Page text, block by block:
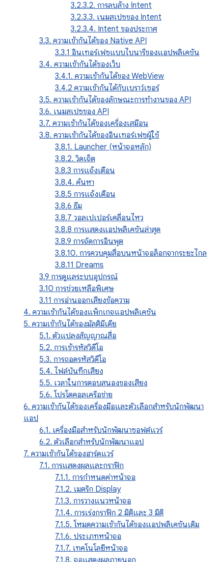
3.2.3.2. การลบล้าง Intent
3.2.3.3. เนมสเปซของ Intent
3.2.3.4. Intent ของประกาศ
3.3. ความเข้ากันได้ของ Native API
3.3.1 อินเทอร์เฟซแบบไบนารีของแอปพลิเคชัน
3.4. ความเข้ากันได้ของเว็บ
3.4.1. ความเข้ากันได้ของ WebView
3.4.2 ความเข้ากันได้กับเบราว์เซอร์
3.5. ความเข้ากันได้ของลักษณะการทํางานของ API
3.6. เนมสเปซของ API
3.7. ความเข้ากันได้ของเครื่องเสมือน
3.8. ความเข้ากันได้ของอินเทอร์เฟซผู้ใช้
3.8.1. Launcher (หน้าจอหลัก)
3.8.2. วิดเจ็ต
3.8.3 การแจ้งเตือน
3.8.4. ค้นหา
3.8.5 การแจ้งเตือน
3.8.6 ธีม
3.8.7 วอลเปเปอร์เคลื่อนไหว
3.8.8 การแสดงแอปพลิเคชันล่าสุด
3.8.9 การจัดการอินพุต
3.8.10. การควบคุมสื่อบนหน้าจอล็อกจากระยะไกล
3.8.11 Dreams
3.9 การดูแลระบบอุปกรณ์
3.10 การช่วยเหลือพิเศษ
3.11 การอ่านออกเสียงข้อความ
4. ความเข้ากันได้ของแพ็กเกจแอปพลิเคชัน
5. ความเข้ากันได้ของมัลติมีเดีย
5.1. ตัวแปลงสัญญาณสื่อ
5.2. การเข้ารหัสวิดีโอ
5.3. การถอดรหัสวิดีโอ
5.4. ไฟล์บันทึกเสียง
5.5. เวลาในการตอบสนองของเสียง
5.6. โปรโตคอลเครือข่าย
6. ความเข้ากันได้ของเครื่องมือและตัวเลือกสำหรับนักพัฒนา
แอป
6.1. เครื่องมือสำหรับนักพัฒนาซอฟต์แวร์
6.2. ตัวเลือกสำหรับนักพัฒนาแอป
7. ความเข้ากันได้ของฮาร์ดแวร์
7.1. การแสดงผลและกราฟิก
7.1.1. การกำหนดค่าหน้าจอ
7.1.2. เมตริก Display
7.1.3. การวางแนวหน้าจอ
7.1.4. การเร่งกราฟิก 2 มิติและ 3 มิติ
7.1.5. โหมดความเข้ากันได้ของแอปพลิเคชันเดิม
7.1.6. ประเภทหน้าจอ
7.1.7. เทคโนโลยีหน้าจอ
7.1.8. จอแสดงผลภายนอก